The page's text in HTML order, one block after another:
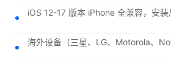
iOS 12-17 版本 iPhone 全兼容，安
海外设备（三星、LG、Motorola、